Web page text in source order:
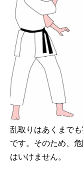
乱取りはあくまで
です。そのため、
はいけません。